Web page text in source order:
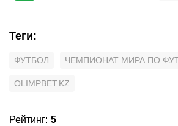
Теги:
ФУТБОЛ ЧЕМПИОНАТ МИРА ПО
OLIMPBET.KZ
Рейтинг: 5